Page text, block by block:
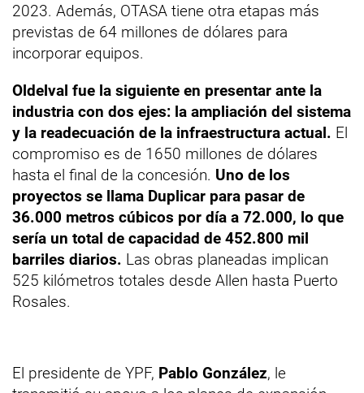
2023. Además, OTASA tiene otra etapas más
previstas de 64 millones de dólares para
incorporar equipos.
Oldelval fue la siguiente en presentar ante la
industria con dos ejes: la ampliación del sistema
y la readecuación de la infraestructura actual. El
compromiso es de 1650 millones de dólares
hasta el final de la concesión. Uno de los
proyectos se llama Duplicar para pasar de
36.000 metros cúbicos por día a 72.000, lo que
sería un total de capacidad de 452.800 mil
barriles diarios. Las obras planeadas implican
525 kilómetros totales desde Allen hasta Puerto
Rosales.
El presidente de YPF, Pablo González, le